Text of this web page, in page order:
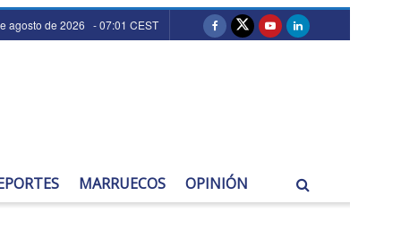
agosto de 2026 - 07:01 CEST
MARRUECOS OPINIÓN